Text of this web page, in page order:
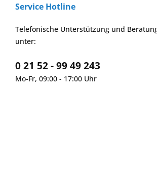
Service Hotline
Telefonische Unterstützung und
unter:
0 21 52 - 99 49 243
Mo-Fr, 09:00 - 17:00 Uhr